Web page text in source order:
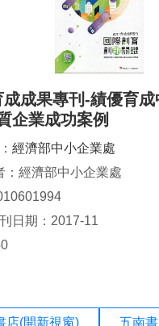
成果專刊-績優育
企業成功案例
經濟部中小企業處
：經濟部中小企業處
日期：2017-11
店(開新視窗) 五南